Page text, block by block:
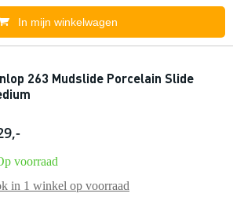
In mijn winkelwagen
263 Mudslide Porcelain Slide
voorraad
in 1 winkel op voorraad